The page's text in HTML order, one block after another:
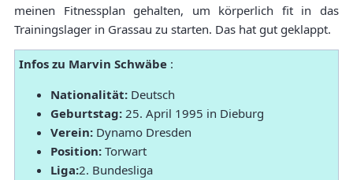
meinen Fitnessplan gehalten, um körperlich fit in das
Trainingslager in Grassau zu starten. Das hat gut geklappt.
Infos zu Marvin Schwäbe :
Nationalität: Deutsch
Geburtstag: 25. April 1995 in Dieburg
Verein: Dynamo Dresden
Position: Torwart
Liga:2. Bundesliga